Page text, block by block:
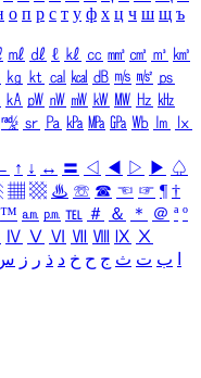
о п р с т у ф х ц ч ш щ ъ
㎖ ㎗ ℓ ㎘ ㏄ ㎣ ㎤ ㎥ ㎦
㎏ ㏏ ㎈ ㎉ ㏈ ㎧ ㎨ ㎰
㎄ ㎺ ㎻ ㎽ ㎾ ㎿ ㎐ ㎑
㎯ ㏛ ㎩ ㎪ ㎫ ㎬ ㏝ ㏐
㏓
↑ ↓ ↔ 〓 ◁ ◀ ▷ ▶ ♤
▦ ▩ ♨ ☏ ☎ ☜ ☞ ¶ †
™ ㏂ ㏘ ℡ ＃ ＆ ＊ ＠ ª º
Ⅳ Ⅴ Ⅵ Ⅶ Ⅷ Ⅸ Ⅹ
ب ت ث ج ح خ د ذ ر ز